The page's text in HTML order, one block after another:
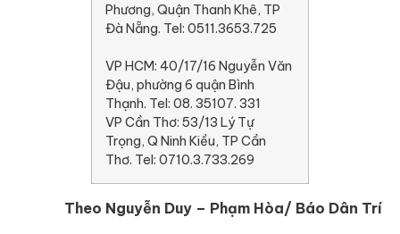
Phương, Quận Thanh Khê, TP
Đà Nẵng. Tel: 0511.3653.725
VP HCM: 40/17/16 Nguyễn Văn
Đậu, phường 6 quận Bình
Thạnh. Tel: 08. 35107. 331
VP Cần Thơ: 53/13 Lý Tự
Trọng, Q Ninh Kiều, TP Cần
Thơ. Tel: 0710.3.733.269
Theo Nguyễn Duy – Phạm Hòa/ Báo Dân Trí